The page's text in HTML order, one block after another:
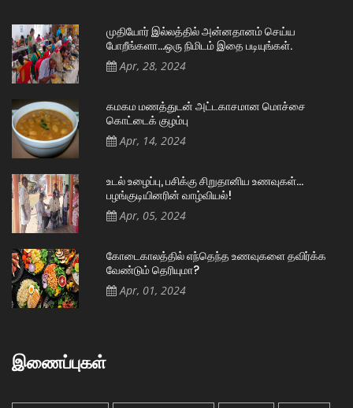
முதியோர் இல்லத்தில் அன்னதானம் செய்ய
போறீங்களா…ஒரு நிமிடம் இதை படியுங்கள்.
Apr, 28, 2024
கமகம மணத்துடன் அட்டகாசமான மொச்சை
கொட்டைக் குழம்பு
Apr, 14, 2024
உடல் உழைப்பு, பசிக்கு சிறுதானிய உணவுகள்…
பழங்குடியினரின் வாழ்வியல்!
Apr, 05, 2024
கோடைகாலத்தில் எந்தெந்த உணவுகளை தவிர்க்க
வேண்டும் தெரியுமா?
Apr, 01, 2024
இணைப்புகள்